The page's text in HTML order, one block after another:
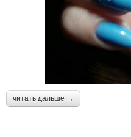
читать дальше →